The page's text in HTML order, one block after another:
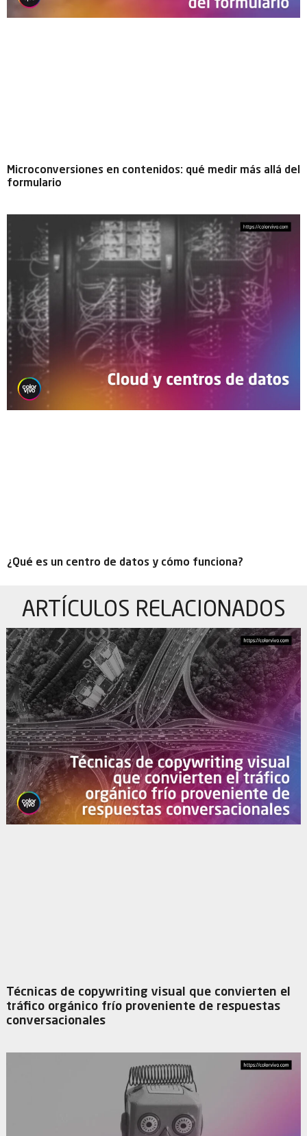
Microconversiones en contenidos: qué medir más allá del
formulario
¿Qué es un centro de datos y cómo funciona?
ARTÍCULOS RELACIONADOS
Técnicas de copywriting visual que convierten el
tráfico orgánico frío proveniente de respuestas
conversacionales